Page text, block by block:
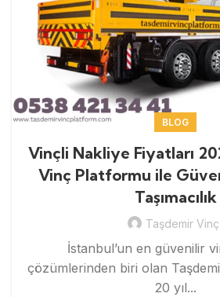
BLOG
Vinçli Nakliye Fiyatları
Vinç Platformu ile
Taşımacılık
Taşdemir Vinç
İstanbul’un en güvenilir
çözümlerinden biri olan
20 yıl...